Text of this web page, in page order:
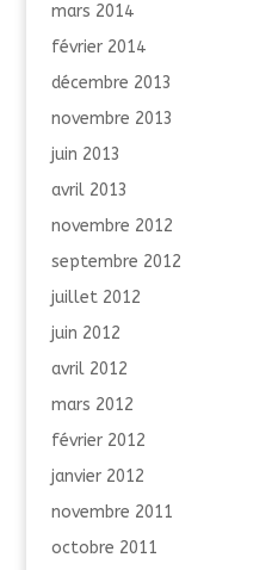
mars 2014
février 2014
décembre 2013
novembre 2013
juin 2013
avril 2013
novembre 2012
septembre 2012
juillet 2012
juin 2012
avril 2012
mars 2012
février 2012
janvier 2012
novembre 2011
octobre 2011